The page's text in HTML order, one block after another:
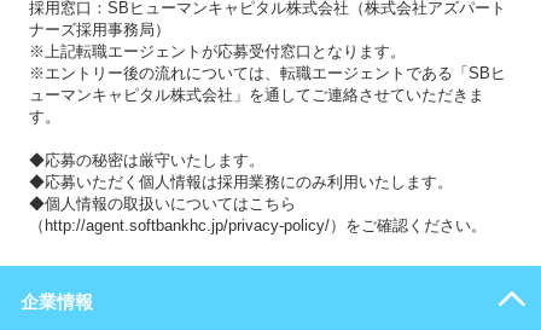
採用窓口：SBヒューマンキャピタル株式会社（株式会社アズパート
ナーズ採用事務局）
※上記転職エージェントが応募受付窓口となります。
※エントリー後の流れについては、転職エージェントである「SBヒ
ューマンキャピタル株式会社」を通してご連絡させていただきま
す。
◆応募の秘密は厳守いたします。
◆応募いただく個人情報は採用業務にのみ利用いたします。
◆個人情報の取扱いについてはこちら
（http://agent.softbankhc.jp/privacy-policy/）をご確認ください。
企業情報